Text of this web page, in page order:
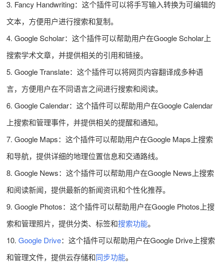
3. Fancy Handwriting：这个插件可以将手写输入转换为可编辑的
文本，方便用户进行搜索和复制。
4. Google Scholar：这个插件可以帮助用户在Google Scholar上
搜索学术文章，并提供相关的引用和链接。
5. Google Translate：这个插件可以将网页内容翻译成多种语
言，方便用户在不同语言之间进行搜索和阅读。
6. Google Calendar：这个插件可以帮助用户在Google Calendar
上搜索和管理事件，并提供相关的提醒和通知。
7. Google Maps：这个插件可以帮助用户在Google Maps上搜索
和导航，提供详细的地理位置信息和交通路线。
8. Google News：这个插件可以帮助用户在Google News上搜索
和阅读新闻，提供最新的新闻资讯和个性化推荐。
9. Google Photos：这个插件可以帮助用户在Google Photos上搜
索和管理照片，提供分类、标签和搜索功能。
10. Google Drive：这个插件可以帮助用户在Google Drive上搜索
和管理文件，提供云存储和同步功能。